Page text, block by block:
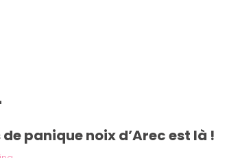
de panique noix d’Arec est là !